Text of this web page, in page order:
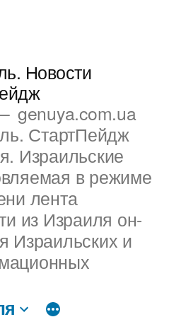
Новости
genuya.com.ua
СтартПейдж
Израильские
в режиме
лента
из Израиля он-
Израильских и